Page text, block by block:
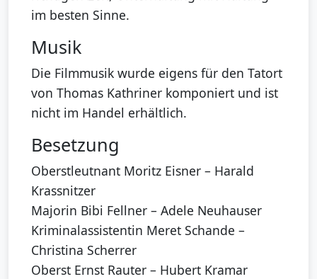
im besten Sinne.
Musik
Die Filmmusik wurde eigens für den Tatort
von Thomas Kathriner komponiert und ist
nicht im Handel erhältlich.
Besetzung
Oberstleutnant Moritz Eisner – Harald
Krassnitzer
Majorin Bibi Fellner – Adele Neuhauser
Kriminalassistentin Meret Schande –
Christina Scherrer
Oberst Ernst Rauter – Hubert Kramar